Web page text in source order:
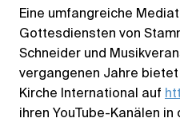
Eine umfangreiche
Gottesdiensten von
Schneider und
vergangenen Jahre
Kirche International auf
ihren YouTube-Kanälen